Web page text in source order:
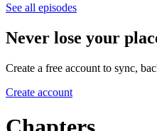
See all episodes
Never lose your
Create a free account to sync,
Create account